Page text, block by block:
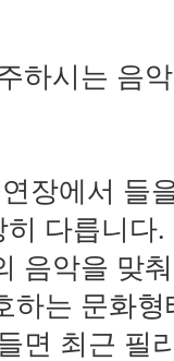
하시는 음
장에서 들
다릅니다
음악을 맞
하는 문화
면 최근 필